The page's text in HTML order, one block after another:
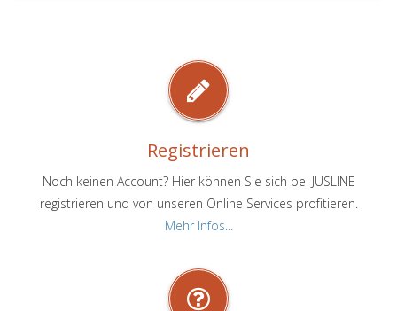
Registrieren
Noch keinen Account? Hier können Sie sich bei JUSLINE
registrieren und von unseren Online Services profitieren.
Mehr Infos...